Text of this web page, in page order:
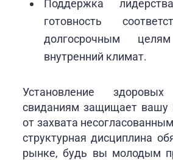
Поддержка
готовность
долгосрочным
внутренний климат.
Установление
свиданиям защищает
от захвата
структурная дисциплина
рынке, будь вы молодым